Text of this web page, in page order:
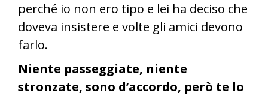
perché io non ero tipo e lei ha deciso che
doveva insistere e volte gli amici devono
farlo.
Niente passeggiate, niente
stronzate, sono d’accordo, però te lo